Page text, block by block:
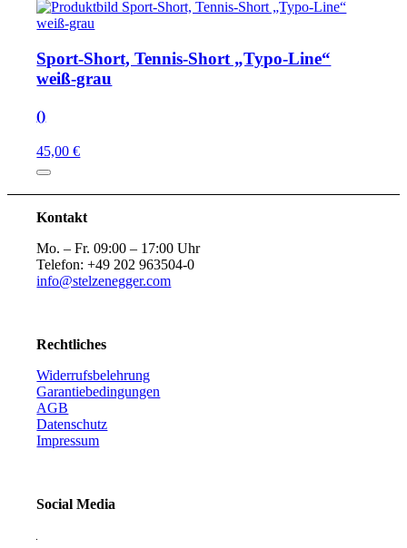
Sport-Short, Tennis-Short „Typo-Line“
weiß-grau
()
45,00 €
Kontakt
Mo. – Fr. 09:00 – 17:00 Uhr
Telefon: +49 202 963504-0
info@stelzenegger.com
Rechtliches
Widerrufsbelehrung
Garantiebedingungen
AGB
Datenschutz
Impressum
Social Media